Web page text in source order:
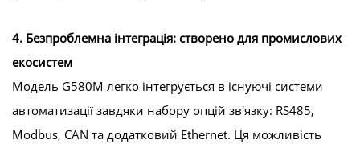
4. Безпроблемна інтеграція: створено для промислових
екосистем
Модель G580M легко інтегрується в існуючі системи
автоматизації завдяки набору опцій зв'язку: RS485,
Modbus, CAN та додатковий Ethernet. Ця можливість